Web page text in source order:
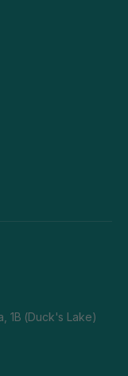
1В (Duck's Lake)